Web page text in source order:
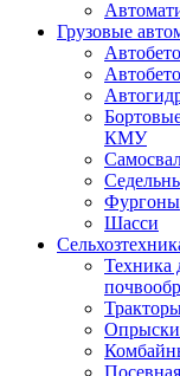
Грузовые
КМУ
Фургоны
Шасси
Техника